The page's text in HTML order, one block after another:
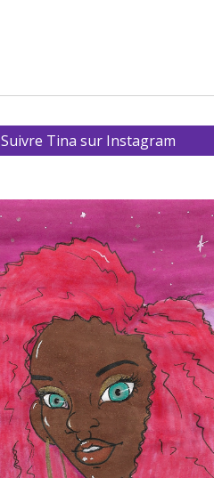
Suivre Tina sur Instagram